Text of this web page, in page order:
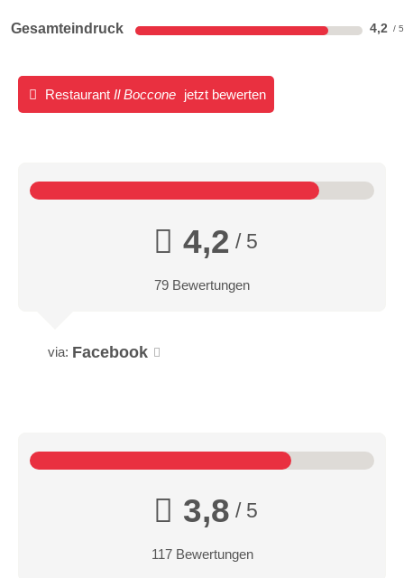
Gesamteindruck 4,2
Restaurant Il Boccone jetzt bewerten
4,2 / 5
79 Bewertungen
via: Facebook
3,8 / 5
117 Bewertungen